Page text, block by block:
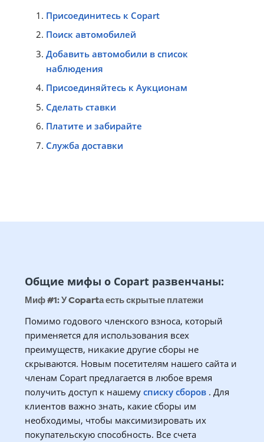
Присоединитесь к Copart
Поиск автомобилей
Добавить автомобили в список
наблюдения
Присоединяйтесь к Аукционам
Сделать ставки
Платите и забирайте
Служба доставки
Общие мифы о Copart развенчаны:
Миф #1: У Copartа есть скрытые платежи
Помимо годового членского взноса, который
применяется для использования всех
преимуществ, никакие другие сборы не
скрываются. Новым посетителям нашего сайта и
членам Copart предлагается в любое время
получить доступ к нашему списку сборов . Для
клиентов важно знать, какие сборы им
необходимы, чтобы максимизировать их
покупательскую способность. Все счета